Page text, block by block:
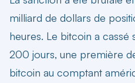
milliard de dollars de
heures. Le bitcoin a cassé
200 jours, une première
bitcoin au comptant